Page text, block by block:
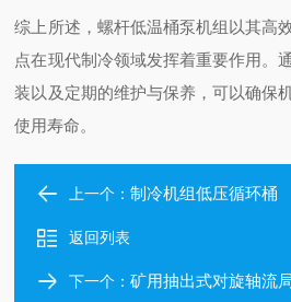
综上所述，螺杆低温桶泵机组以其高
点在现代制冷领域发挥着重要作用。
装以及定期的维护与保养，可以确保
使用寿命。
上一个：制冷机组低压循环桶
返回列表
下一个：矿用抽出式对旋轴流